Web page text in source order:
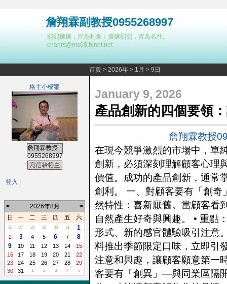
詹翔霖副教授0955268997
熙熙攘攘，皆為利來﹔攘攘熙熙，皆為名往。
chanrs@ms68.hinet.net
首頁 > 2026年 > 1月 > 9日
格主小檔案
詹翔霖教授
0955268997
登入
< 2026年8月
>
日
一 二 三 四 五 六
26 27 28 29 30 31 1
2 3 4 5 6 7
8
9
10 11 12 13 14
15
16
17 18 19 20 21
22
23
24 25 26 27 28
29
30
31 1 2 3 4 5
January 9, 2026
產品創新的四個要領
詹翔霖教授
在現今競爭激烈的市場中，單
創新，必須深刻理解顧客心理
價值。成功的產品創新，通常
創利。 一、對顧客要有「創
然特性：喜新厭舊。當顧客看
自然產生好奇與興趣。 • 重點
形式、新的感官體驗吸引注意
料推出季節限定口味，立即引
注意和興趣，讓顧客願意第一
客要有「創異」—與同業區隔